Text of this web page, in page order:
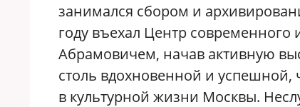
занимался сбором и
году въехал Центр
Абрамовичем, начав активную
столь вдохновенной и успешной,
в культурной жизни Москвы.